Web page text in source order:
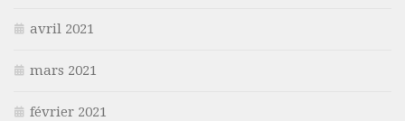
avril 2021
mars 2021
février 2021